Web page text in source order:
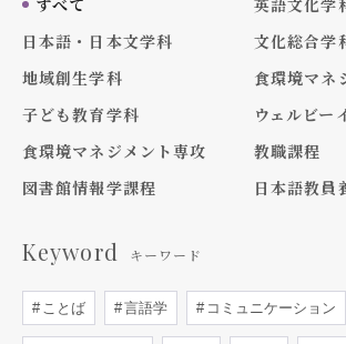
すべて
英語文化学
日本語・日本文学科
文化総合学
地域創生学科
食環境マネ
子ども教育学科
ウェルビー
食環境マネジメント専攻
教職課程
図書館情報学課程
日本語教員
Keyword キーワード
ことば 言語学 コミュニケーション